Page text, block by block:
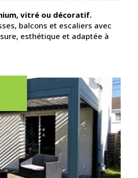
vitré ou décoratif.
balcons et escaliers avec
esthétique et adaptée à